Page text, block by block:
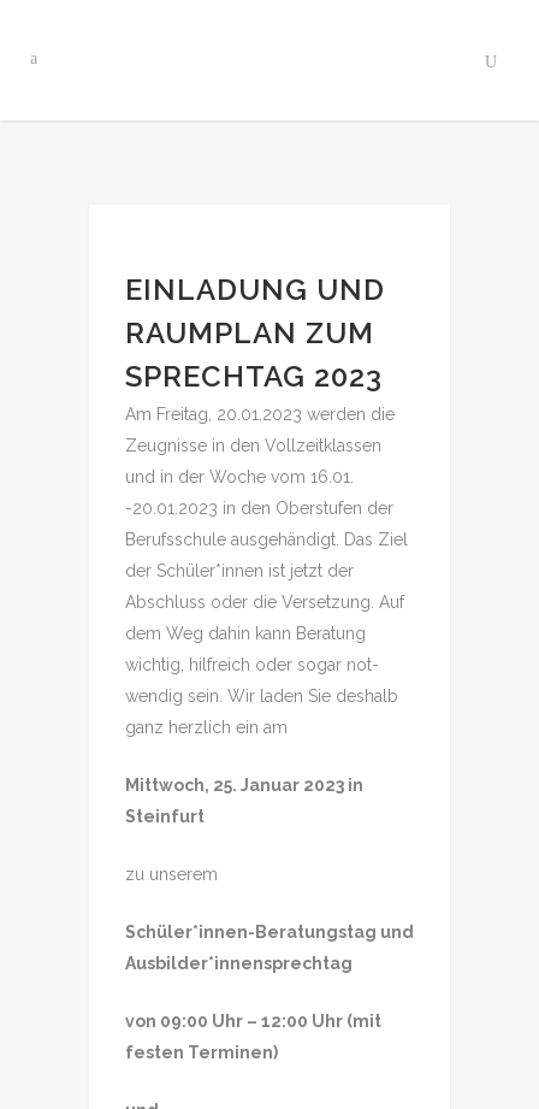
EINLADUNG UND
RAUMPLAN ZUM
SPRECHTAG 2023
Am Freitag, 20.01.2023 werden die
Zeugnisse in den Vollzeitklassen
und in der Woche vom 16.01.
-20.01.2023 in den Oberstufen der
Berufsschule ausgehändigt. Das Ziel
der Schüler*innen ist jetzt der
Abschluss oder die Versetzung. Auf
dem Weg dahin kann Beratung
wichtig, hilfreich oder sogar not-
wendig sein. Wir laden Sie deshalb
ganz herzlich ein am
Mittwoch, 25. Januar 2023 in
Steinfurt
zu unserem
Schüler*innen-Beratungstag und
Ausbilder*innensprechtag
von 09:00 Uhr – 12:00 Uhr (mit
festen Terminen)